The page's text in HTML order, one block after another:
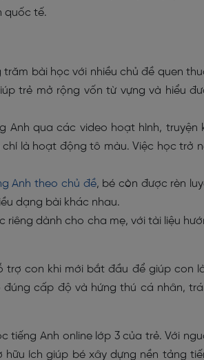
quốc tế.
bài học với nhiều chủ đề quen
trẻ mở rộng vốn từ vựng và hiểu
Anh qua các video hoạt hình, truyện
là hoạt động tô màu. Việc học trở
Anh theo chủ đề, bé còn được rèn
dạng bài khác nhau.
riêng dành cho cha mẹ, với tài liệu
trợ con khi mới bắt đầu để giúp con
cấp độ và hứng thú cá nhân,
tiếng Anh online lớp 3 của trẻ. Với
ích giúp bé xây dựng nền tảng